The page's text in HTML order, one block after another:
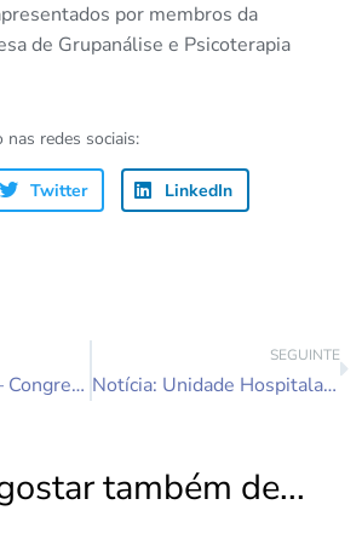
por membros da
de Grupanálise e Psicoterapia
redes sociais:
Twitter LinkedIn
SAVE THE DATE – Congresso Luso-Brasileiro de Grupanálise 14 a 16 de Novembro 2019
SEGUINTE
Notícia: Unidade Hospitalar Prisional de São João de Deus
também de...